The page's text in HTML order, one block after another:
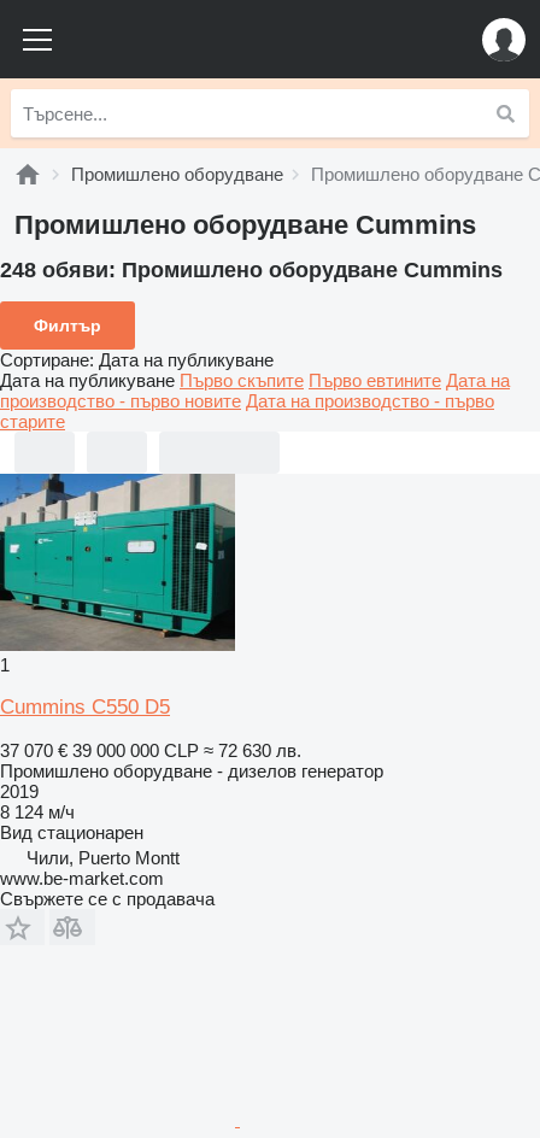
Промишлено оборудване Промишлено оборудване
Промишлено оборудване Cummins
248 обяви: Промишлено оборудване Cummins
Филтър
Сортиране: Дата на публикуване
Дата на публикуване Първо скъпите Първо евтините Дата на
производство - първо новите Дата на производство - първо
старите
1
Cummins C550 D5
37 070 € 39 000 000 CLP ≈ 72 630 лв.
Промишлено оборудване - дизелов генератор
2019
8 124 м/ч
Вид стационарен
Чили, Puerto Montt
www.be-market.com
Свържете се с продавача